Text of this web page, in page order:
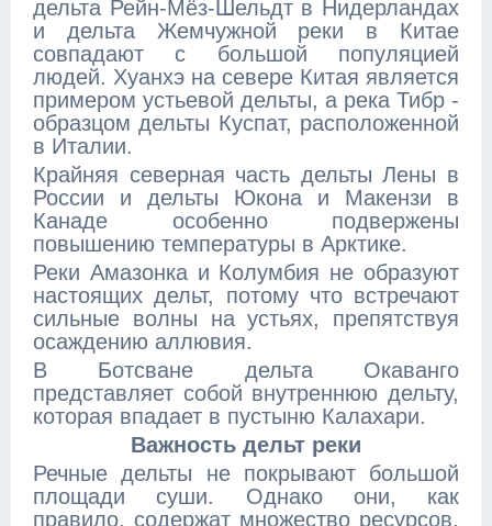
дельта Рейн-Мёз-Шельдт в Нидерландах
и дельта Жемчужной реки в Китае
совпадают с большой популяцией
людей. Хуанхэ на севере Китая является
примером устьевой дельты, а река Тибр -
образцом дельты Куспат, расположенной
в Италии.
Крайняя северная часть дельты Лены в
России и дельты Юкона и Макензи в
Канаде особенно подвержены
повышению температуры в Арктике.
Реки Амазонка и Колумбия не образуют
настоящих дельт, потому что встречают
сильные волны на устьях, препятствуя
осаждению аллювия.
В Ботсване дельта Окаванго
представляет собой внутреннюю дельту,
которая впадает в пустыню Калахари.
Важность дельт реки
Речные дельты не покрывают большой
площади суши. Однако они, как
правило, содержат множество ресурсов,